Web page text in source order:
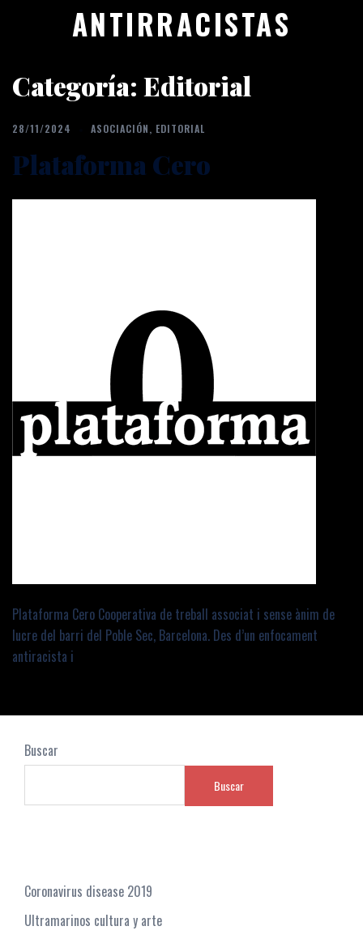
ANTIRRACISTAS
Categoría: Editorial
28/11/2024 ASOCIACIÓN, EDITORIAL
Plataforma Cero
Plataforma Cero Cooperativa de treball associat i sense ànim de
lucre del barri del Poble Sec, Barcelona. Des d’un enfocament
antiracista i
Buscar
Buscar
Coronavirus disease 2019
Ultramarinos cultura y arte